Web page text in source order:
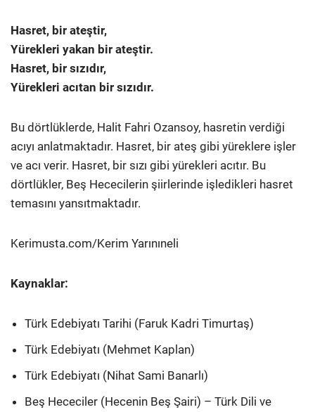
Hasret, bir ateştir,
Yürekleri yakan bir ateştir.
Hasret, bir sızıdır,
Yürekleri acıtan bir sızıdır.
Bu dörtlüklerde, Halit Fahri Ozansoy, hasretin verdiği
acıyı anlatmaktadır. Hasret, bir ateş gibi yüreklere işler
ve acı verir. Hasret, bir sızı gibi yürekleri acıtır. Bu
dörtlükler, Beş Hececilerin şiirlerinde işledikleri hasret
temasını yansıtmaktadır.
Kerimusta.com/Kerim Yarınıneli
Kaynaklar:
Türk Edebiyatı Tarihi (Faruk Kadri Timurtaş)
Türk Edebiyatı (Mehmet Kaplan)
Türk Edebiyatı (Nihat Sami Banarlı)
Beş Hececiler (Hecenin Beş Şairi) – Türk Dili ve